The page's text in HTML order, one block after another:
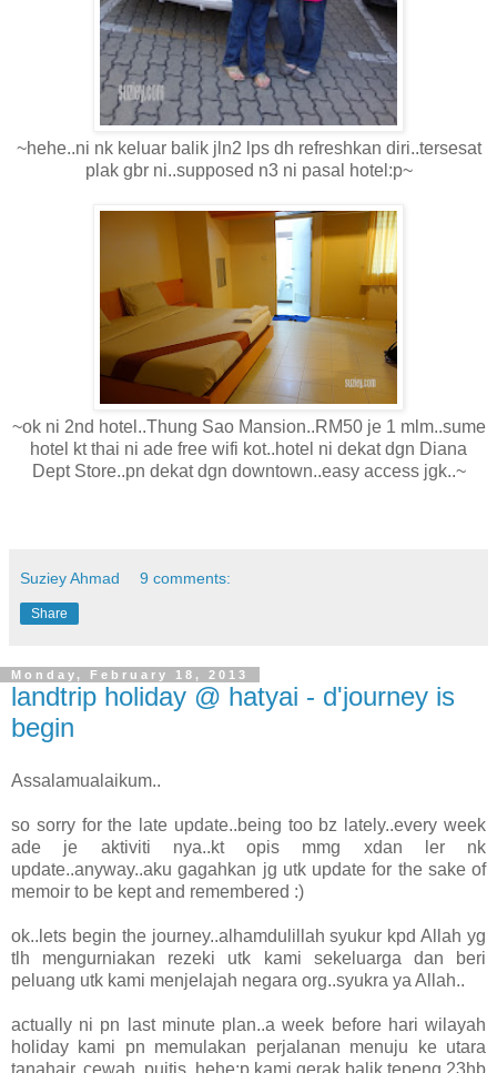
~hehe..ni nk keluar balik jln2 lps dh refreshkan diri..tersesat
plak gbr ni..supposed n3 ni pasal hotel:p~
~ok ni 2nd hotel..Thung Sao Mansion..RM50 je 1 mlm..sume
hotel kt thai ni ade free wifi kot..hotel ni dekat dgn Diana
Dept Store..pn dekat dgn downtown..easy access jgk..~
Suziey Ahmad 9 comments:
Share
Monday, February 18, 2013
landtrip holiday @ hatyai - d'journey is
begin
Assalamualaikum..
so sorry for the late update..being too bz lately..every week
ade je aktiviti nya..kt opis mmg xdan ler nk
update..anyway..aku gagahkan jg utk update for the sake of
memoir to be kept and remembered :)
ok..lets begin the journey..alhamdulillah syukur kpd Allah yg
tlh mengurniakan rezeki utk kami sekeluarga dan beri
peluang utk kami menjelajah negara org..syukra ya Allah..
actually ni pn last minute plan..a week before hari wilayah
holiday kami pn memulakan perjalanan menuju ke utara
tanahair..cewah..puitis..hehe:p kami gerak balik tepeng 23hb